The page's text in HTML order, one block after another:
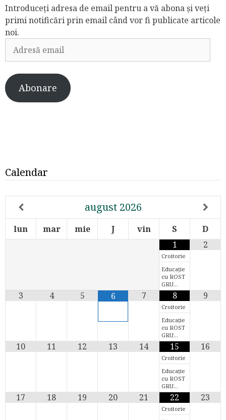
Introduceți adresa de email pentru a vă abona și veți
primi notificări prin email când vor fi publicate articole
noi.
Adresă
email
Abonare
Calendar
august 2026
lun mar mie J vin S
D
1
Croitorie
Educație
cu ROST
GRU…
2
3 4 5 6 7 8
Croitorie
Educație
cu ROST
GRU…
9
10 11 12 13 14 15
Croitorie
Educație
cu ROST
GRU…
16
17 18 19 20 21 22
Croitorie
23